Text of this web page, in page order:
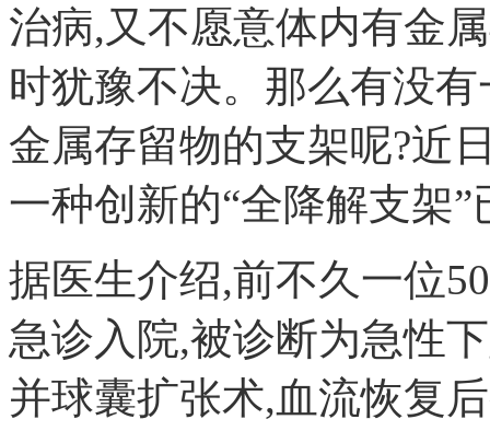
治病,又不愿意体内有金
时犹豫不决。那么有没
金属存留物的支架呢?近
一种创新的“全降解支架
据医生介绍,前不久一位
急诊入院,被诊断为急性
并球囊扩张术,血流恢复